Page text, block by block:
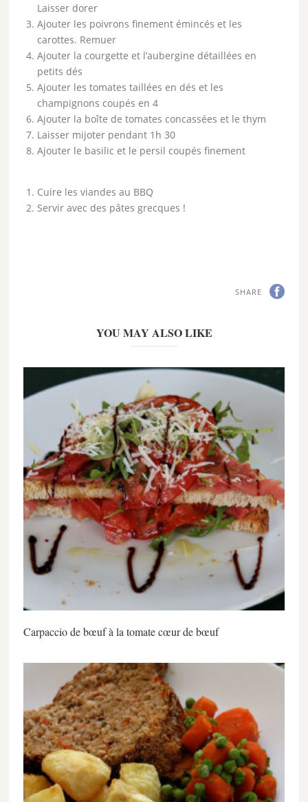
Laisser dorer
Ajouter les poivrons finement émincés et les
carottes. Remuer
Ajouter la courgette et l’aubergine détaillées en
petits dés
Ajouter les tomates taillées en dés et les
champignons coupés en 4
Ajouter la boîte de tomates concassées et le thym
Laisser mijoter pendant 1h 30
Ajouter le basilic et le persil coupés finement
Cuire les viandes au BBQ
Servir avec des pâtes grecques !
SHARE
YOU MAY ALSO LIKE
Carpaccio de bœuf à la tomate cœur de bœuf